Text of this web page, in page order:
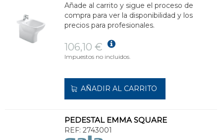
Añade al carrito y sigue el proceso de
compra para ver la disponibilidad y los
precios para profesionales.
106,10 €
Impuestos no incluidos.
AÑADIR AL CARRITO
PEDESTAL EMMA SQUARE
REF: 2743001